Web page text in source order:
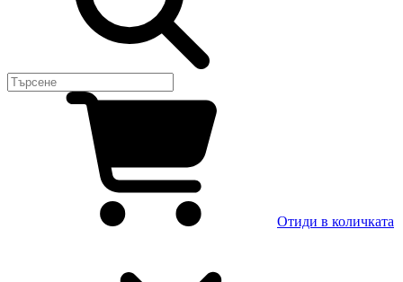
Отиди в количката